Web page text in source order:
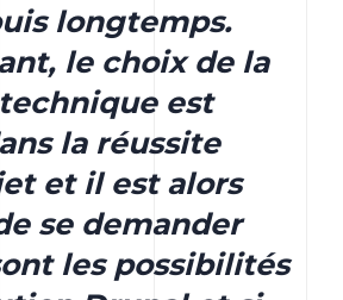
longtemps.
le choix de la
est
la réussite
et il est alors
se demander
les possibilités